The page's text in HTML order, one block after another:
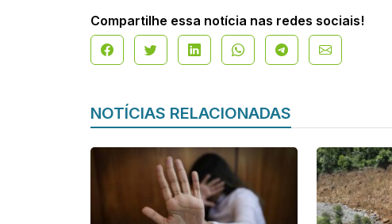
Compartilhe essa notícia nas redes sociais!
NOTÍCIAS RELACIONADAS